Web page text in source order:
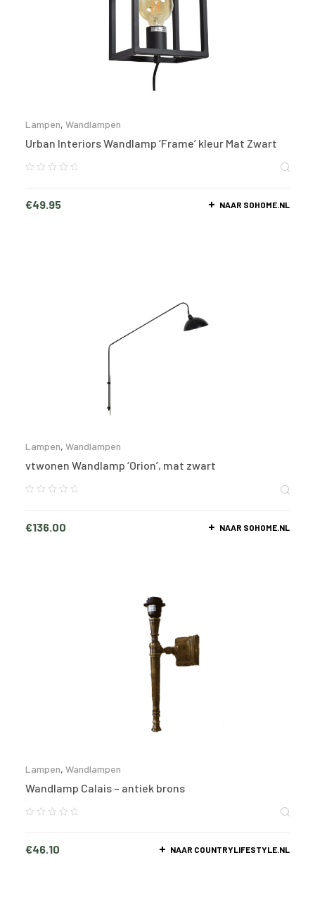
Lampen, Wandlampen
Urban Interiors Wandlamp ‘Frame’ kleur Mat Zwart
€49.95 NAAR SOHOME.NL
Lampen, Wandlampen
vtwonen Wandlamp ‘Orion’, mat zwart
€136.00 NAAR SOHOME.NL
Lampen, Wandlampen
Wandlamp Calais – antiek brons
€46.10 NAAR COUNTRYLIFESTYLE.NL